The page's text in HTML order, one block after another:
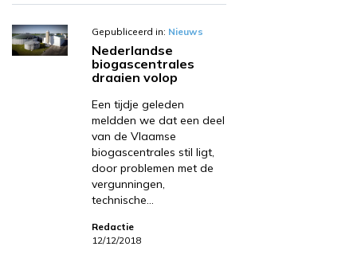
Gepubliceerd in: Nieuws
Nederlandse
biogascentrales
draaien volop
Een tijdje geleden
meldden we dat een deel
van de Vlaamse
biogascentrales stil ligt,
door problemen met de
vergunningen,
technische…
Redactie
12/12/2018